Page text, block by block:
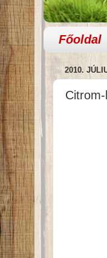
Főoldal
2010.